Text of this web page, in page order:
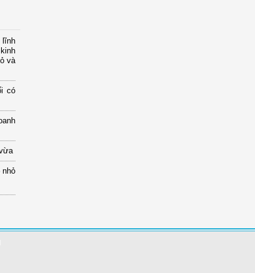
lĩnh
và
có
nhỏ